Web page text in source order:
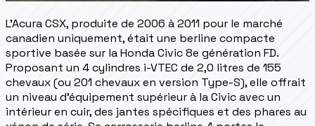
L'Acura CSX, produite de 2006 à 2011 pour le marché
canadien uniquement, était une berline compacte
sportive basée sur la Honda Civic 8e génération FD.
Proposant un 4 cylindres i-VTEC de 2,0 litres de 155
chevaux (ou 201 chevaux en version Type-S), elle offrait
un niveau d'équipement supérieur à la Civic avec un
intérieur en cuir, des jantes spécifiques et des phares au